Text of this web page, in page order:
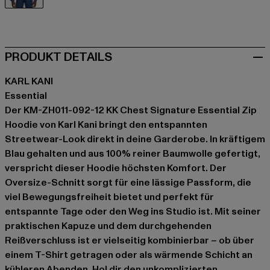
PRODUKT DETAILS
KARL KANI
Essential
Der KM-ZH011-092-12 KK Chest Signature Essential Zip
Hoodie von Karl Kani bringt den entspannten
Streetwear-Look direkt in deine Garderobe. In kräftigem
Blau gehalten und aus 100% reiner Baumwolle gefertigt,
verspricht dieser Hoodie höchsten Komfort. Der
Oversize-Schnitt sorgt für eine lässige Passform, die
viel Bewegungsfreiheit bietet und perfekt für
entspannte Tage oder den Weg ins Studio ist. Mit seiner
praktischen Kapuze und dem durchgehenden
Reißverschluss ist er vielseitig kombinierbar – ob über
einem T-Shirt getragen oder als wärmende Schicht an